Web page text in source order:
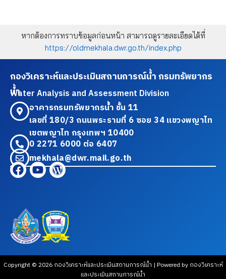
หากต้องการทราบข้อมูลก่อนหน้า สามารถดูรายละเอียดได้ที่
https://oldmekhala.dwr.go.th/index.php
กองวิเคราะห์และประเมินสถานการณ์น้ำ กรมทรัพยากร
น้ำ
Water Analysis and Assessment Division
อาคารกรมทรัพยากรน้ำ ชั้น 11
เลขที่ 180/3 ถนนพระรามที่ 6 ซอย 34 แขวงพญาไท
เขตพญาไท กรุงเทพฯ 10400
0 2271 6000 ต่อ 6407
mekhala@dwr.mail.go.th
Copyright © 2026 กองวิเคราะห์และประเมินสถานการณ์น้ำ | Powered by กองวิเคราะห์
และประเมินสถานการณ์น้ำ